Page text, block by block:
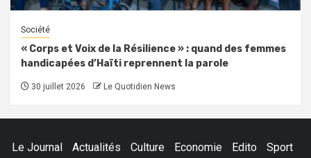
Société
« Corps et Voix de la Résilience » : quand des femmes
handicapées d’Haïti reprennent la parole
30 juillet 2026 Le Quotidien News
Le Journal Actualités Culture Economie Edito
Sport